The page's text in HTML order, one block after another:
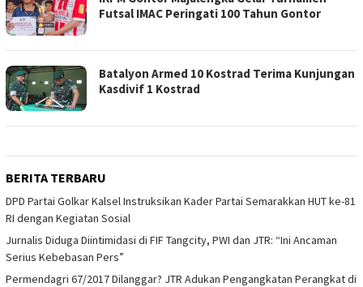
Futsal IMAC Peringati 100 Tahun Gontor
Batalyon Armed 10 Kostrad Terima Kunjungan
Kasdivif 1 Kostrad
BERITA TERBARU
DPD Partai Golkar Kalsel Instruksikan Kader Partai Semarakkan HUT ke-81
RI dengan Kegiatan Sosial
Jurnalis Diduga Diintimidasi di FIF Tangcity, PWI dan JTR: “Ini Ancaman
Serius Kebebasan Pers”
Permendagri 67/2017 Dilanggar? JTR Adukan Pengangkatan Perangkat di